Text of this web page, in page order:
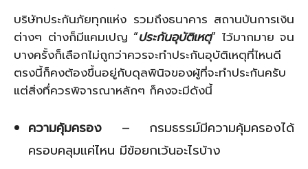
บริษัทประกันภัยทุกแห่ง รวมถึงธนาคาร สถานบันการเงิน
ต่างๆ ต่างก็มีแคมเปญ “ประกันอุบัติเหตุ” ไว้มากมาย จน
บางครั้งก็เลือกไม่ถูกว่าควรจะทำประกันอุบัติเหตุที่ไหนดี
ตรงนี้ก็คงต้องขึ้นอยู่กับดุลพินิจของผู้ที่จะทำประกันครับ
แต่สิ่งทึ่ควรพิจารณาหลักๆ ก็คงจะมีดังนี้
ความคุ้มครอง – กรมธรรม์มีความคุ้มครองได้
ครอบคลุมแค่ไหน มีข้อยกเว้นอะไรบ้าง